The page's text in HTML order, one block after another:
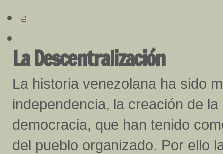
La Descentralización
La historia venezolana ha sido
independencia, la creación de
democracia, que han tenido
del pueblo organizado. Por ello